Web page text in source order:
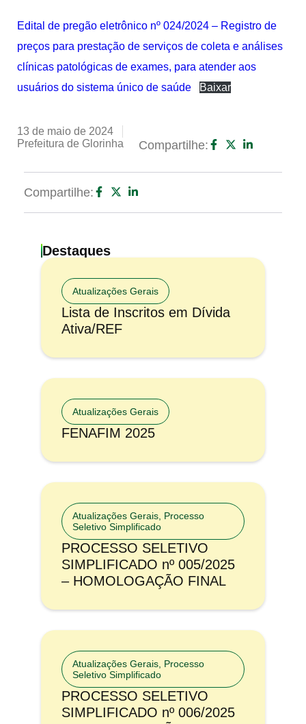
Edital de pregão eletrônico nº 024/2024 – Registro de
preços para prestação de serviços de coleta e análises
clínicas patológicas de exames, para atender aos
usuários do sistema único de saúde
Baixar
13 de maio de 2024
Prefeitura de Glorinha
Compartilhe:
Compartilhe:
Destaques
Atualizações Gerais
Lista de Inscritos em Dívida
Ativa/REF
Atualizações Gerais
FENAFIM 2025
Atualizações Gerais Processo
Seletivo Simplificado
PROCESSO SELETIVO
SIMPLIFICADO nº 005/2025
– HOMOLOGAÇÃO FINAL
Atualizações Gerais Processo
Seletivo Simplificado
PROCESSO SELETIVO
SIMPLIFICADO nº 006/2025